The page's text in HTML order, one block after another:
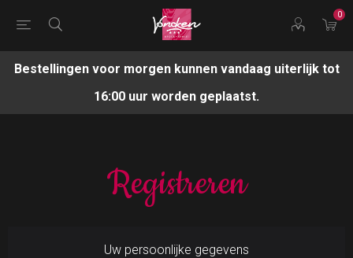
0
Bestellingen voor morgen kunnen vandaag uiterlijk tot
16:00 uur worden geplaatst.
Registreren
Uw persoonlijke gegevens